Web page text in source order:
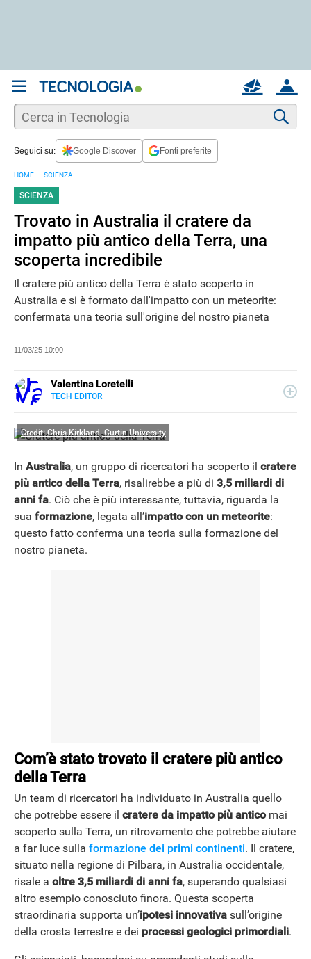
ACCOUNT
MAIL
Seguici su: Google Discover Fonti preferite
HOME SCIENZA
SCIENZA
Trovato in Australia il cratere da
impatto più antico della Terra, una
scoperta incredibile
Il cratere più antico della Terra è stato scoperto in
Australia e si è formato dall'impatto con un meteorite:
confermata una teoria sull'origine del nostro pianeta
11/03/25 10:00
Valentina Loretelli
TECH EDITOR
SITO
Tecnologia si occupa della sezione Scienza Pop. La sua
Credit: Chris Kirkland, Curtin University
In Australia, un gruppo di ricercatori ha scoperto il cratere
più antico della Terra, risalirebbe a più di 3,5 miliardi di
anni fa. Ciò che è più interessante, tuttavia, riguarda la
sua formazione, legata all’impatto con un meteorite:
questo fatto conferma una teoria sulla formazione del
nostro pianeta.
Com’è stato trovato il cratere più antico
della Terra
Un team di ricercatori ha individuato in Australia quello
che potrebbe essere il cratere da impatto più anticomai
scoperto sulla Terra, un ritrovamento che potrebbe aiutare
a far luce sulla formazione dei primi continenti. Il cratere,
situato nella regione di Pilbara, in Australia occidentale,
risale a oltre 3,5 miliardi di anni fa, superando qualsiasi
altro esempio conosciuto finora. Questa scoperta
straordinaria supporta un’ipotesi innovativa sull’origine
della crosta terrestre e dei processi geologici primordiali.